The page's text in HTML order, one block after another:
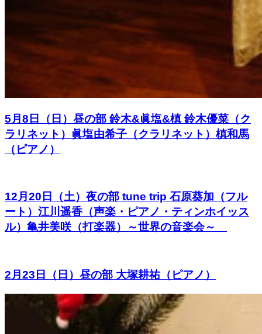
5月8日（日）昼の部 鈴木&眞塩&槙 鈴木優菜（ク
ラリネット）眞塩由希子（クラリネット）槙和馬
（ピアノ）
12月20日（土）夜の部 tune trip 石原葵加（フル
ート）江川遥香（声楽・ピアノ・ティンホイッス
ル）亀井美咲（打楽器）～世界の音楽会～
2月23日（日）昼の部 大塚耕祐（ピアノ）